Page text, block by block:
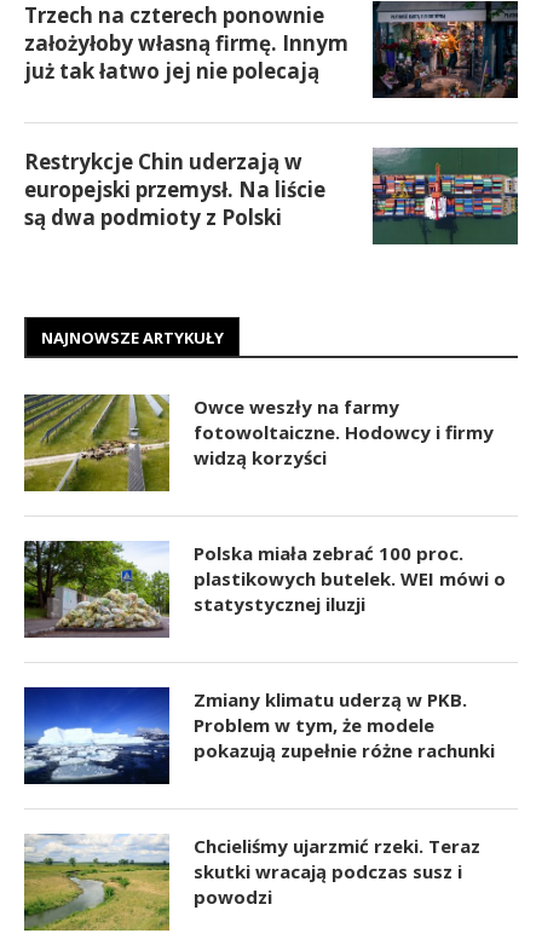
Trzech na czterech ponownie
założyłoby własną firmę. Innym
już tak łatwo jej nie polecają
Restrykcje Chin uderzają w
europejski przemysł. Na liście
są dwa podmioty z Polski
NAJNOWSZE ARTYKUŁY
Owce weszły na farmy
fotowoltaiczne. Hodowcy i firmy
widzą korzyści
Polska miała zebrać 100 proc.
plastikowych butelek. WEI mówi o
statystycznej iluzji
Zmiany klimatu uderzą w PKB.
Problem w tym, że modele
pokazują zupełnie różne rachunki
Chcieliśmy ujarzmić rzeki. Teraz
skutki wracają podczas susz i
powodzi